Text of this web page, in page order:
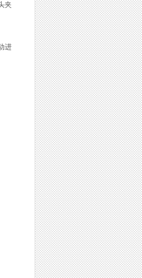
夹
进